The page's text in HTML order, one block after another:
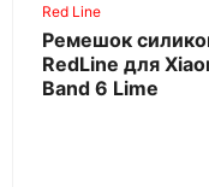
Red Line
Ремешок
RedLine для
Band 6 Lime